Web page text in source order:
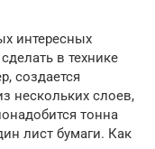
интересных
в технике
создается
нескольких слоев,
тонна
лист бумаги. Как